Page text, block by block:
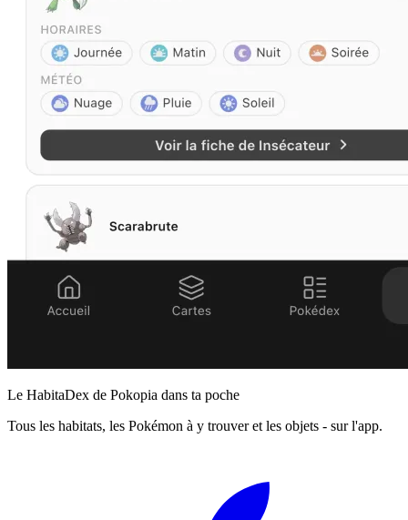
Le HabitaDex de Pokopia dans ta poche
Tous les habitats, les Pokémon à y trouver et les objets - sur l'app.